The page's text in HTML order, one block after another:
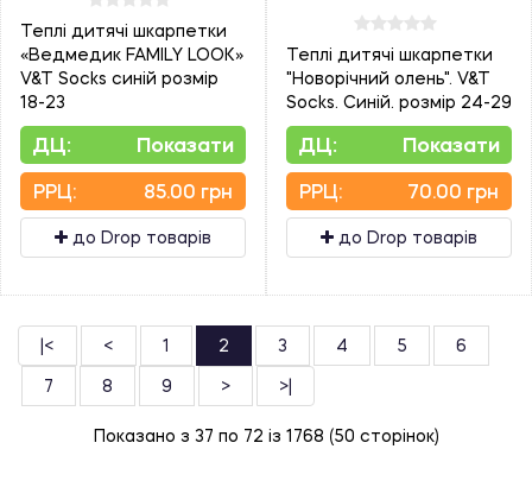
Теплі дитячі шкарпетки
«Ведмедик FAMILY LOOK»
V&T Socks синій розмір
18-23
ДЦ: Показати
PPЦ: 85.00 грн
до Drop товарів
Теплі дитячі шкарпетки
"Новорічний олень". V&T
Socks. Синій. розмір 24-29
ДЦ: Показати
PPЦ: 70.00 грн
до Drop товарів
|< < 1 2 3 4 5
6
7
8 9 > >|
Показано з 37 по 72 із 1768 (50 сторінок)